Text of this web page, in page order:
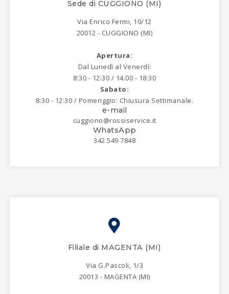
Sede di CUGGIONO (MI)
Via Enrico Fermi, 10/12
20012 - CUGGIONO (MI)
Apertura:
Dal Lunedì al Venerdì:
8:30 - 12:30 / 14:00 - 18:30
Sabato:
8:30 - 12:30 / Pomeriggio: Chiusura Settimanale.
e-mail
cuggiono@rossiservice.it
WhatsApp
342 549 7848
Filiale di MAGENTA (MI)
Via G.Pascoli, 1/3
20013 - MAGENTA (MI)